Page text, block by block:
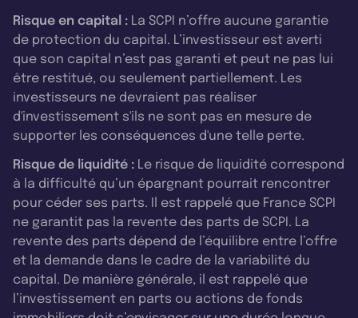
Risque en capital : La SCPI n’offre aucune garantie
de protection du capital. L’investisseur est averti
que son capital n’est pas garanti et peut ne pas lui
être restitué, ou seulement partiellement. Les
investisseurs ne devraient pas réaliser
d'investissement s'ils ne sont pas en mesure de
supporter les conséquences d'une telle perte.
Risque de liquidité : Le risque de liquidité correspond
à la difficulté qu’un épargnant pourrait rencontrer
pour céder ses parts. Il est rappelé que France SCPI
ne garantit pas la revente des parts de SCPI. La
revente des parts dépend de l’équilibre entre l’offre
et la demande dans le cadre de la variabilité du
capital. De manière générale, il est rappelé que
l’investissement en parts ou actions de fonds